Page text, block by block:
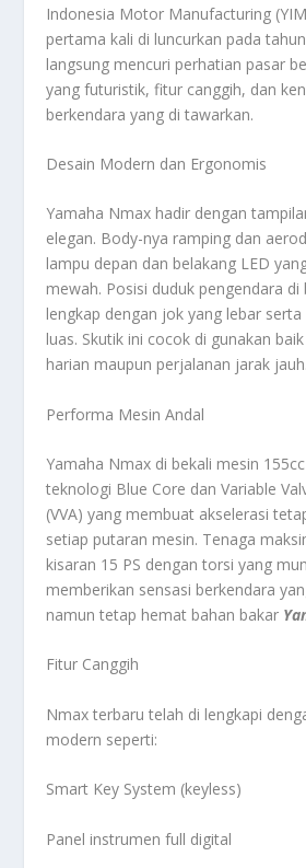
Indonesia Motor Manufacturing
pertama kali di luncurkan pada
langsung mencuri perhatian pasar
yang futuristik, fitur canggih, dan
berkendara yang di tawarkan.
Desain Modern dan Ergonomis
Yamaha Nmax hadir dengan
elegan. Body-nya ramping dan
lampu depan dan belakang LED
mewah. Posisi duduk pengendara di
lengkap dengan jok yang lebar
luas. Skutik ini cocok di gunakan
harian maupun perjalanan jarak jauh.
Performa Mesin Andal
Yamaha Nmax di bekali mesin
teknologi Blue Core dan Variable
(VVA) yang membuat akselerasi
setiap putaran mesin. Tenaga
kisaran 15 PS dengan torsi yang
memberikan sensasi berkendara
namun tetap hemat bahan bakar
Fitur Canggih
Nmax terbaru telah di lengkapi
modern seperti:
Smart Key System (keyless)
Panel instrumen full digital